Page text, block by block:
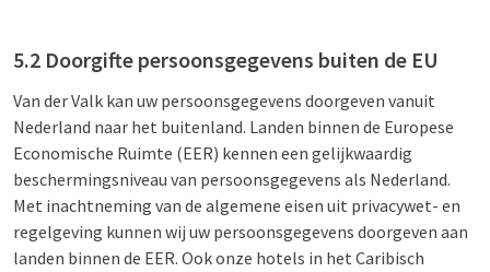
5.2 Doorgifte persoonsgegevens buiten de EU
Van der Valk kan uw persoonsgegevens doorgeven vanuit
Nederland naar het buitenland. Landen binnen de Europese
Economische Ruimte (EER) kennen een gelijkwaardig
beschermingsniveau van persoonsgegevens als Nederland.
Met inachtneming van de algemene eisen uit privacywet- en
regelgeving kunnen wij uw persoonsgegevens doorgeven aan
landen binnen de EER. Ook onze hotels in het Caribisch